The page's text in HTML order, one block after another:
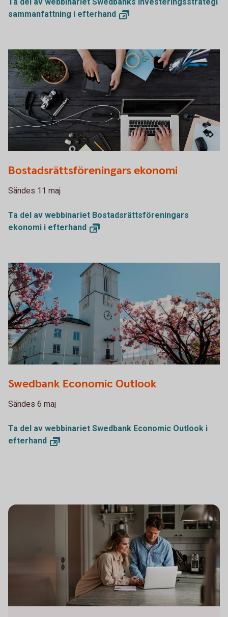
Ta del av webbinariet Swedbanks Investeringsstrategi
sammanfattning i efterhand
Bostadsrättsföreningars ekonomi
Sändes 11 maj
Ta del av webbinariet Bostadsrättsföreningars
ekonomi i efterhand
Swedbank Economic Outlook
Sändes 6 maj
Ta del av webbinariet Swedbank Economic Outlook i
efterhand